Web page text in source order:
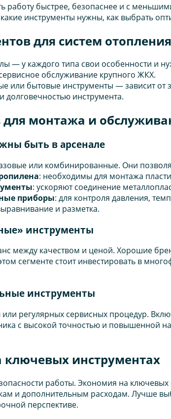
быстрее, безопаснее и с
инструменты нужны, как выбрать
для систем
— у каждого типа свои особенности и
обслуживание крупного ЖКХ.
или бытовые инструменты — зависит от
инструмента.
монтажа и
быть в арсенале
или комбинированные. Они
: необходимы для монтажа
: ускоряют соединение
приборы: для контроля давления,
и разметка.
инструменты
между качеством и ценой. Хорошие
сегменте стоит инвестировать в
инструменты
регулярных сервисных процедур.
с высокой точностью и повышенной
ключевых инструментах
работы. Экономия на
и дополнительным расходам. Лучше
перспективе.